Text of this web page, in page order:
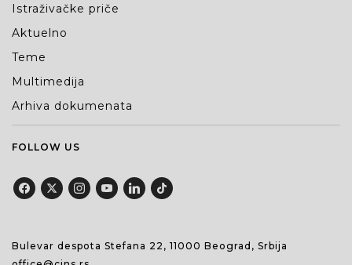
Istraživačke priče
Aktuelno
Teme
Multimedija
Arhiva dokumenata
FOLLOW US
Bulevar despota Stefana 22, 11000 Beograd, Srbija